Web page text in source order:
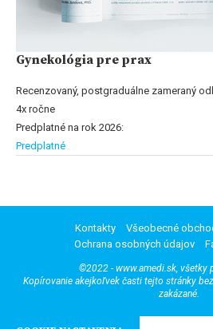
Gynekológia pre prax
Recenzovaný, postgraduálne zameraný
4x ročne
Predplatné na rok 2026:
Predplatné
Kontakty
Všeobecné
Ochrana osobných údajov
©2022 - www.amedi.sk, všetky
Kopírovanie akejkoľvek časti tejto stránky
zakázané.